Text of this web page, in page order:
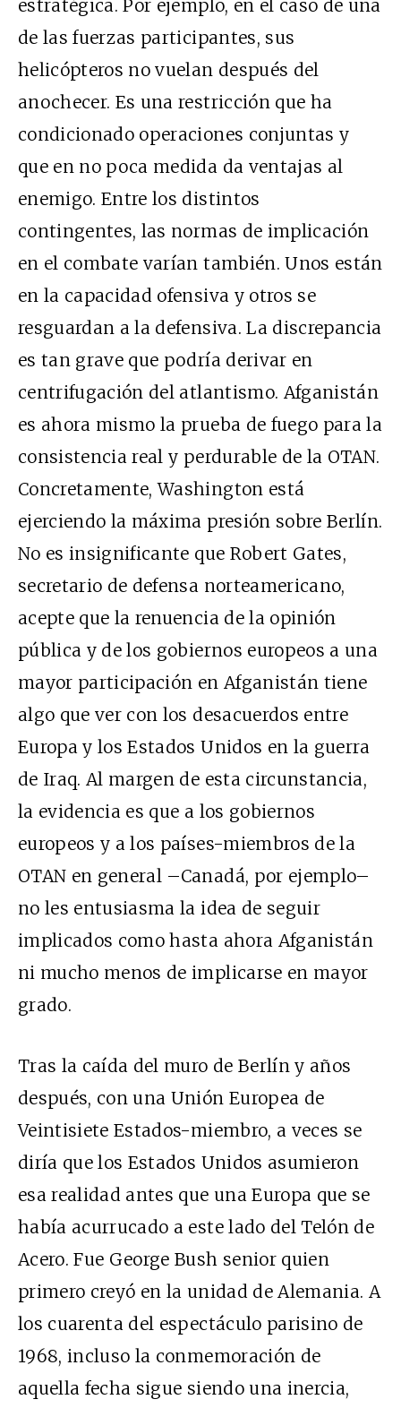
estratégica. Por ejemplo, en el caso de una
de las fuerzas participantes, sus
helicópteros no vuelan después del
anochecer. Es una restricción que ha
condicionado operaciones conjuntas y
que en no poca medida da ventajas al
enemigo. Entre los distintos
contingentes, las normas de implicación
en el combate varían también. Unos están
en la capacidad ofensiva y otros se
resguardan a la defensiva. La discrepancia
es tan grave que podría derivar en
centrifugación del atlantismo. Afganistán
es ahora mismo la prueba de fuego para la
consistencia real y perdurable de la OTAN.
Concretamente, Washington está
ejerciendo la máxima presión sobre Berlín.
No es insignificante que Robert Gates,
secretario de defensa norteamericano,
acepte que la renuencia de la opinión
pública y de los gobiernos europeos a una
mayor participación en Afganistán tiene
algo que ver con los desacuerdos entre
Europa y los Estados Unidos en la guerra
de Iraq. Al margen de esta circunstancia,
la evidencia es que a los gobiernos
europeos y a los países-miembros de la
OTAN en general –Canadá, por ejemplo–
no les entusiasma la idea de seguir
implicados como hasta ahora Afganistán
ni mucho menos de implicarse en mayor
grado.
Tras la caída del muro de Berlín y años
después, con una Unión Europea de
Veintisiete Estados-miembro, a veces se
diría que los Estados Unidos asumieron
esa realidad antes que una Europa que se
había acurrucado a este lado del Telón de
Acero. Fue George Bush senior quien
primero creyó en la unidad de Alemania. A
los cuarenta del espectáculo parisino de
1968, incluso la conmemoración de
aquella fecha sigue siendo una inercia,